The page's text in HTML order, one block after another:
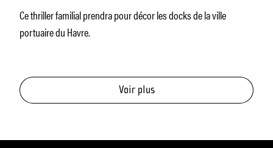
Ce thriller familial prendra pour décor les docks de la ville
portuaire du Havre.
Voir plus